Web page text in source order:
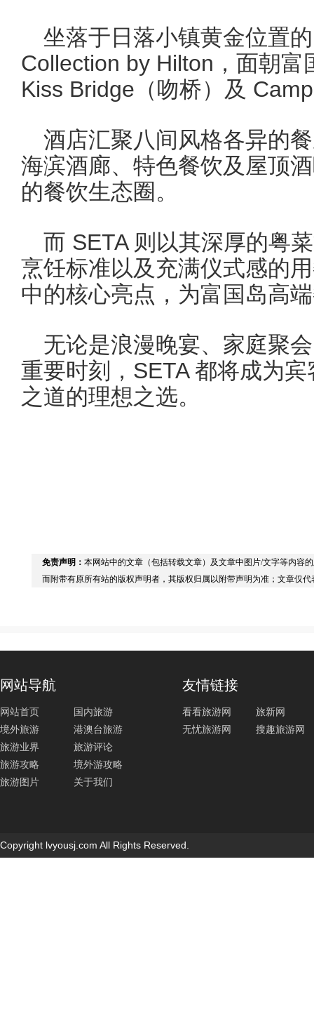
坐落于日落小镇黄金位置
Collection by Hilton，面朝
Kiss Bridge（吻桥）及
酒店汇聚八间风格各异的
海滨酒廊、特色餐饮及屋顶
的餐饮生态圈。
而 SETA 则以其深厚的粤
烹饪标准以及充满仪式感的
中的核心亮点，为富国岛高
无论是浪漫晚宴、家庭聚
重要时刻，SETA 都将成为
之道的理想之选。
免责声明： 本网站中的文章（包括转载文章）及文章中图片/文字等内容
而附带有原所有站的版权声明者，其版权归属以附带声明为准；文章仅
网站导航
网站首页
国内旅游
境外旅游
港澳台旅游
旅游业界
旅游评论
旅游攻略
境外游攻略
旅游图片
关于我们
友情链接
看看旅游网
旅新网
无忧旅游网
搜趣旅游网
Copyright lvyousj.com All Rights Reserved.